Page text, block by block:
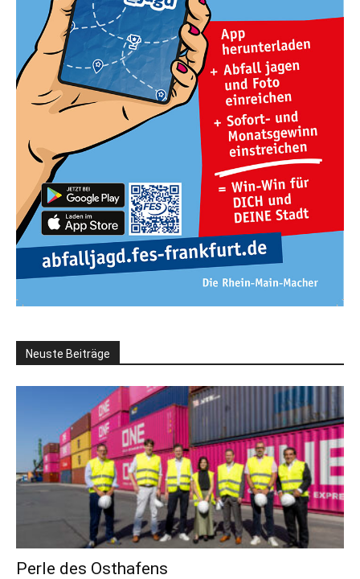
Neuste Beiträge
Perle des Osthafens